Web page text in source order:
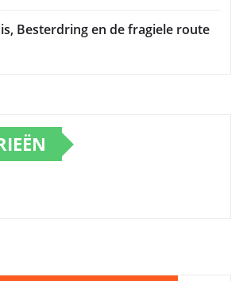
Besterdring en de fragiele route